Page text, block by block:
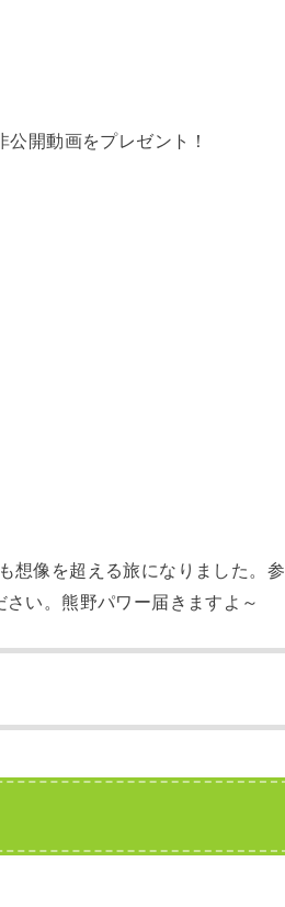
開動画をプレゼント！
想像を超える旅になりました。参
い。熊野パワー届きますよ～